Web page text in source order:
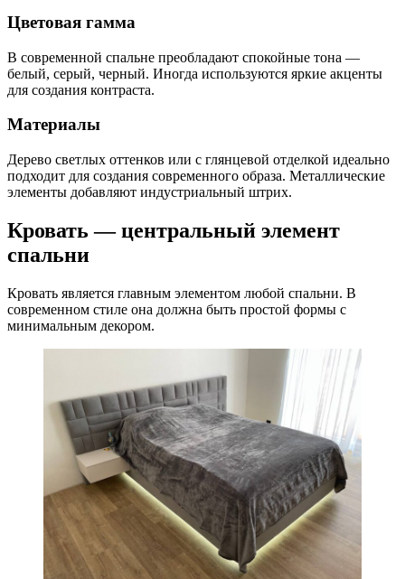
Цветовая гамма
В современной спальне преобладают спокойные тона —
белый, серый, черный. Иногда используются яркие акценты
для создания контраста.
Материалы
Дерево светлых оттенков или с глянцевой отделкой идеально
подходит для создания современного образа. Металлические
элементы добавляют индустриальный штрих.
Кровать — центральный элемент
спальни
Кровать является главным элементом любой спальни. В
современном стиле она должна быть простой формы с
минимальным декором.